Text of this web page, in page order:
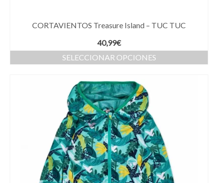
CORTAVIENTOS Treasure Island – TUC TUC
40,99€
SELECCIONAR OPCIONES